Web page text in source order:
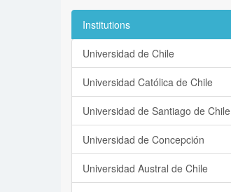
Institutions
Universidad de Chile
Universidad Católica de Chile
Universidad de Santiago de Chile
Universidad de Concepción
Universidad Austral de Chile